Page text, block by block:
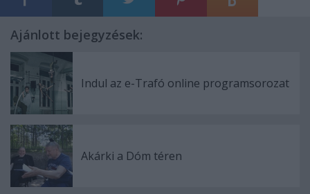
Ajánlott bejegyzések:
Indul az e-Trafó online programsorozat
Akárki a Dóm téren